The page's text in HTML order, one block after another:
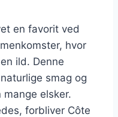
en favorit ved
hvor
ild. Denne
smag og
mange elsker.
forbliver Côte